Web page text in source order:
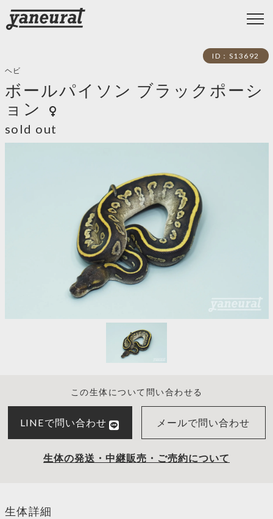
この生体について問い合わせる
LINEで問い合わせ メールで問い合わせ
生体の発送・中継販売・ご売約について
ID：S13692
ヘビ
ボールパイソン ブラックポーシ
ョン
female
sold out
生体詳細